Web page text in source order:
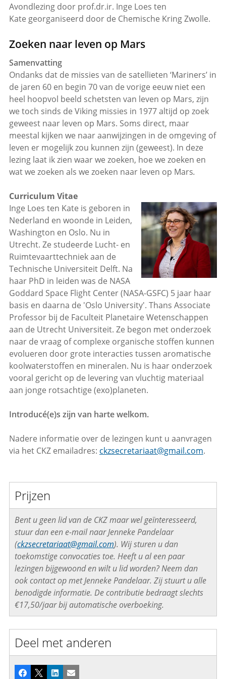
Avondlezing door prof.dr.ir. Inge Loes ten
Kate georganiseerd door de Chemische Kring Zwolle.
Zoeken naar leven op Mars
Samenvatting
Ondanks dat de missies van de satellieten ‘Mariners’ in
de jaren 60 en begin 70 van de vorige eeuw niet een
heel hoopvol beeld schetsten van leven op Mars, zijn
we toch sinds de Viking missies in 1977 altijd op zoek
geweest naar leven op Mars. Soms direct, maar
meestal kijken we naar aanwijzingen in de omgeving of
leven er mogelijk zou kunnen zijn (geweest). In deze
lezing laat ik zien waar we zoeken, hoe we zoeken en
wat we zoeken als we zoeken naar leven op Mars.
Curriculum Vitae
Inge Loes ten Kate is geboren in
Nederland en woonde in Leiden,
Washington en Oslo. Nu in
Utrecht. Ze studeerde Lucht- en
Ruimtevaarttechniek aan de
Technische Universiteit Delft. Na
haar PhD in leiden was de NASA
Goddard Space Flight Center (NASA-GSFC) 5 jaar haar
basis en daarna de 'Oslo University'. Thans Associate
Professor bij de Faculteit Planetaire Wetenschappen
aan de Utrecht Universiteit. Ze begon met onderzoek
naar de vraag of complexe organische stoffen kunnen
evolueren door grote interacties tussen aromatische
koolwaterstoffen en mineralen. Nu is haar onderzoek
vooral gericht op de levering van vluchtig materiaal
aan jonge rotsachtige (exo)planeten.
Introducé(e)s zijn van harte welkom.
Nadere informatie over de lezingen kunt u aanvragen
via het CKZ emailadres: ckzsecretariaat@gmail.com.
Prijzen
Bent u geen lid van de CKZ maar wel geïnteresseerd,
stuur dan een e-mail naar Jenneke Pandelaar
(ckzsecretariaat@gmail.com). Wij sturen u dan
toekomstige convocaties toe. Heeft u al een paar
lezingen bijgewoond en wilt u lid worden? Neem dan
ook contact op met Jenneke Pandelaar. Zij stuurt u alle
benodigde informatie. De contributie bedraagt slechts
€17,50/jaar bij automatische overboeking.
Deel met anderen
Facebook
X LinkedInE-mail